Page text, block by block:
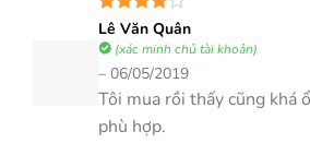
Được
xếp hạng
5 sao
Lê Văn Quân
(xác minh chủ tài khoản)
– 06/05/2019
Tôi mua rồi thấy cũng khá
phù hợp.